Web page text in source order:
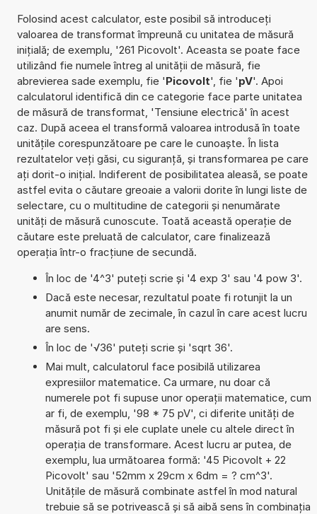
Folosind acest calculator, este posibil să introduceți
valoarea de transformat împreună cu unitatea de măsură
inițială; de exemplu, '261 Picovolt'. Aceasta se poate face
utilizând fie numele întreg al unității de măsură, fie
abrevierea sade exemplu, fie 'Picovolt', fie 'pV'. Apoi
calculatorul identifică din ce categorie face parte unitatea
de măsură de transformat, 'Tensiune electrică' în acest
caz. După aceea el transformă valoarea introdusă în toate
unitățile corespunzătoare pe care le cunoaște. În lista
rezultatelor veți găsi, cu siguranță, și transformarea pe care
ați dorit-o inițial. Indiferent de posibilitatea aleasă, se poate
astfel evita o căutare greoaie a valorii dorite în lungi liste de
selectare, cu o multitudine de categorii și nenumărate
unități de măsură cunoscute. Toată această operație de
căutare este preluată de calculator, care finalizează
operația într-o fracțiune de secundă.
În loc de '4^3' puteți scrie și '4 exp 3' sau '4 pow 3'.
Dacă este necesar, rezultatul poate fi rotunjit la un
anumit număr de zecimale, în cazul în care acest lucru
are sens.
În loc de '√36' puteți scrie și 'sqrt 36'.
Mai mult, calculatorul face posibilă utilizarea
expresiilor matematice. Ca urmare, nu doar că
numerele pot fi supuse unor operații matematice, cum
ar fi, de exemplu, '98 * 75 pV', ci diferite unități de
măsură pot fi și ele cuplate unele cu altele direct în
operația de transformare. Acest lucru ar putea, de
exemplu, lua următoarea formă: '45 Picovolt + 22
Picovolt' sau '52mm x 29cm x 6dm = ? cm^3'.
Unitățile de măsură combinate astfel în mod natural
trebuie să se potrivească și să aibă sens în combinația